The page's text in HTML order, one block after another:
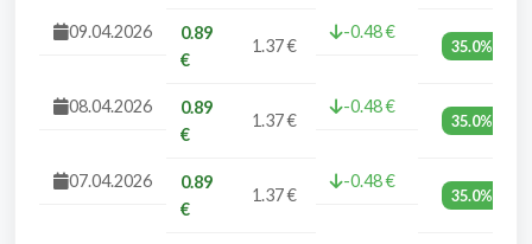
09.04.2026
0.89
€
1.37 €
-0.48 €
35.0%
08.04.2026
0.89
€
1.37 €
-0.48 €
35.0%
07.04.2026
0.89
€
1.37 €
-0.48 €
35.0%